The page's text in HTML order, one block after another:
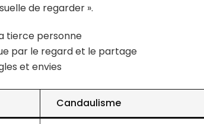
de regarder ».
tierce personne
par le regard et le partage
et envies
Candaulisme